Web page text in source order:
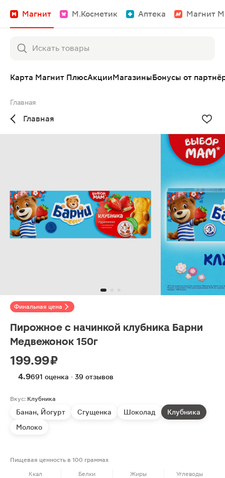
Магнит М.Косметик Аптека Магнит
Карта Магнит ПлюсАкцииМагазиныБонусы от
Главная
Главная
Финальная цена
Пирожное с начинкой клубника Барни
Медвежонок 150г
199.99 ₽
4.9691 оценка · 39 отзывов
Вкус: Клубника
Банан, Йогурт Сгущенка Шоколад
Клубника
Молоко
Пищевая ценность в 100 граммах
Ккал
Белки Жиры Углеводы